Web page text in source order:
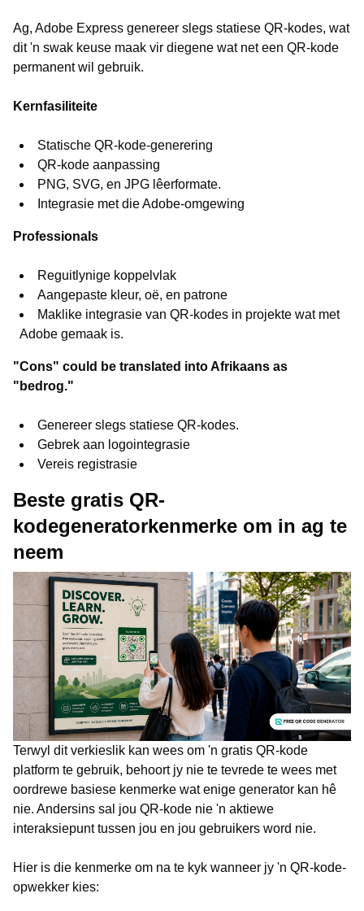
Ag, Adobe Express genereer slegs statiese QR-kodes, wat
dit 'n swak keuse maak vir diegene wat net een QR-kode
permanent wil gebruik.
Kernfasiliteite
Statische QR-kode-generering
QR-kode aanpassing
PNG, SVG, en JPG lêerformate.
Integrasie met die Adobe-omgewing
Professionals
Reguitlynige koppelvlak
Aangepaste kleur, oë, en patrone
Maklike integrasie van QR-kodes in projekte wat met
Adobe gemaak is.
"Cons" could be translated into Afrikaans as
"bedrog."
Genereer slegs statiese QR-kodes.
Gebrek aan logointegrasie
Vereis registrasie
Beste gratis QR-
kodegeneratorkenmerke om in ag te
neem
Terwyl dit verkieslik kan wees om 'n gratis QR-kode
platform te gebruik, behoort jy nie te tevrede te wees met
oordrewe basiese kenmerke wat enige generator kan hê
nie. Andersins sal jou QR-kode nie 'n aktiewe
interaksiepunt tussen jou en jou gebruikers word nie.
Hier is die kenmerke om na te kyk wanneer jy 'n QR-kode-
opwekker kies: